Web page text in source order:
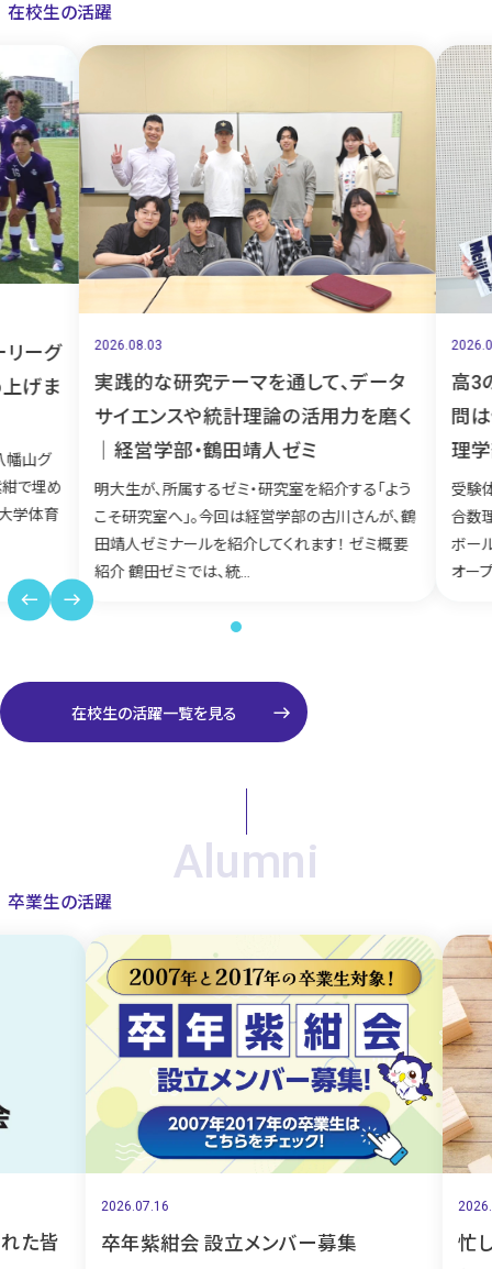
在校生の活躍
ーグ
げま
⼭グ
で埋め
学体育
2026.08.03
実践的な研究テーマを通して、データ
サイエンスや統計理論の活用力を磨く
｜経営学部・鶴田靖人ゼミ
明大生が、所属するゼミ・研究室を紹介する「よう
こそ研究室へ」。今回は経営学部の古川さんが、鶴
田靖人ゼミナールを紹介してくれます！ ゼミ概要
紹介 鶴田ゼミでは、統...
高3
問
理学
受験
合数
ボー
オー
west east
在校生の活躍一覧を見る east
Alumni
卒業生の活躍
皆
2026.07.16
卒年紫紺会 設立メンバー募集
忙し